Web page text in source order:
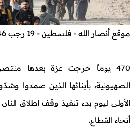
موقع أنصار الله - فلسطين - 19 رجب 1446هـ
470 يوماً خرجت غزة بعدها
الصهيونية، بأبنائها الذين صمدوا
الأولى ليوم بدء تنفيذ وقف إطلاق
أنحاء القطاع.